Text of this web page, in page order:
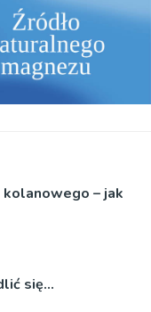
– jak
się…